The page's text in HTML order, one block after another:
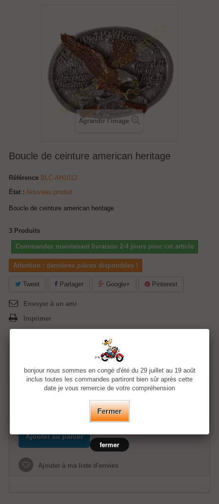
Agrandir l'image
Boucle de ceinture american heritage
Référence BLC-AH1012
État : Nouveau produit
Boucle de ceinture american heritage
3 Produits
Commandez maintenant livraison 2-4 jours pour cet article
Attention : dernières pièces disponibles !
Tweet Partager Google+ Pinterest
Envoyer à un ami
Imprimer
Ajouter au panier
Ajouter à ma liste d'envies
bonjour nous sommes en congé d'été du 29 juillet au 19 août
inclus toutes les commandes partiront bien sûr après cette
date je vous remercie de votre compréhension
Fermer
fermer